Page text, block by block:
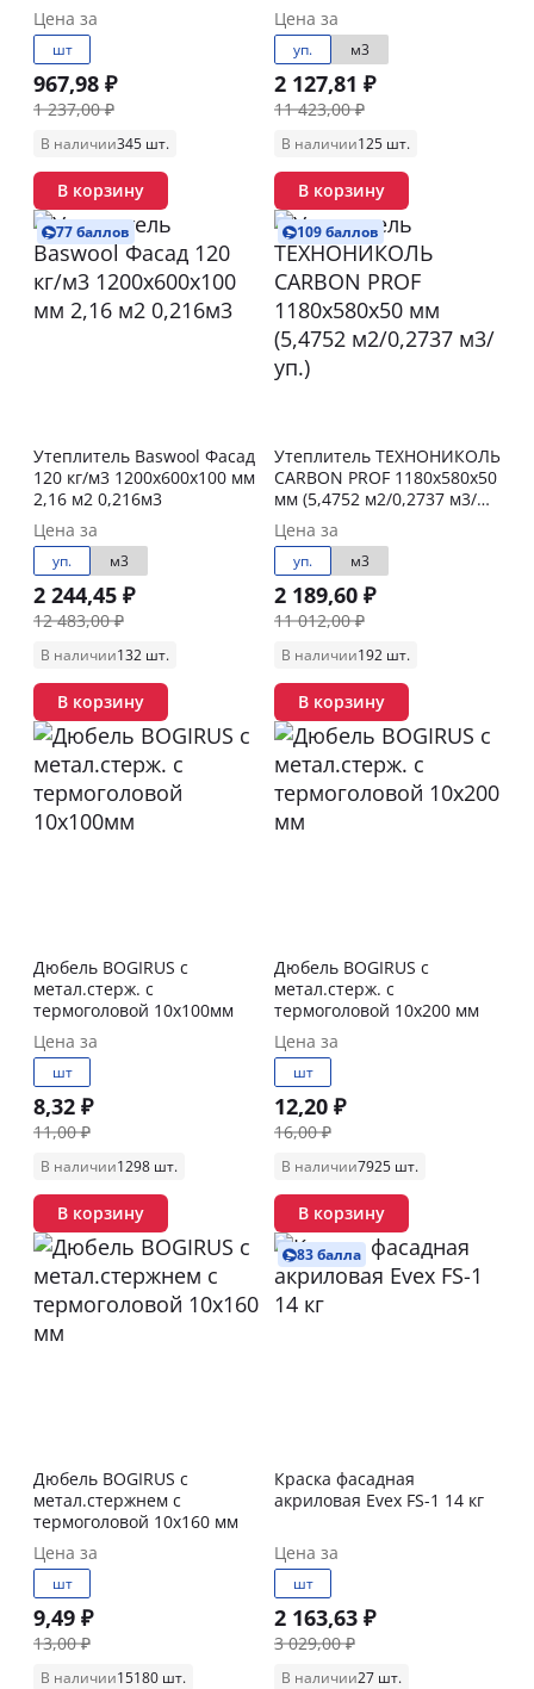
Цена за
шт
967,98 ₽
1 237,00 ₽
В наличии345 шт.
В корзину
Цена за
уп. м3
2 127,81 ₽
11 423,00 ₽
В наличии125 шт.
В корзину
77 баллов
Утеплитель Baswool Фасад
120 кг/м3 1200х600х100 мм
2,16 м2 0,216м3
Цена за
уп. м3
2 244,45 ₽
12 483,00 ₽
В наличии132 шт.
В корзину
109 баллов
Утеплитель ТЕХНОНИКОЛЬ
CARBON PROF 1180х580х50
мм (5,4752 м2/0,2737 м3/
уп.)
Цена за
уп. м3
2 189,60 ₽
11 012,00 ₽
В наличии192 шт.
В корзину
Дюбель BOGIRUS с
метал.стерж. с
термоголовой 10х100мм
Цена за
шт
8,32 ₽
11,00 ₽
В наличии1298 шт.
В корзину
Дюбель BOGIRUS с
метал.стерж. с
термоголовой 10х200 мм
Цена за
шт
12,20 ₽
16,00 ₽
В наличии7925 шт.
В корзину
Дюбель BOGIRUS с
метал.стержнем с
термоголовой 10х160 мм
Цена за
шт
9,49 ₽
13,00 ₽
В наличии15180 шт.
83 балла
Краска фасадная
акриловая Evex FS-1 14 кг
Цена за
шт
2 163,63 ₽
3 029,00 ₽
В наличии27 шт.